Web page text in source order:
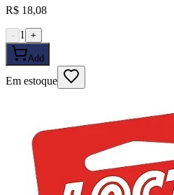
R$ 18,08
- 1 +
Add
Em estoque